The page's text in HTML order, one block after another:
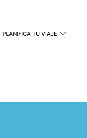
PLANIFICA TU VIAJE